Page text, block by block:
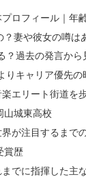
ロフィール｜年
？妻や彼女の噂は
？過去の発言から
りキャリア優先の
エリート街道を
山城東高校
が注目するまで
賞歴
でに指揮した主